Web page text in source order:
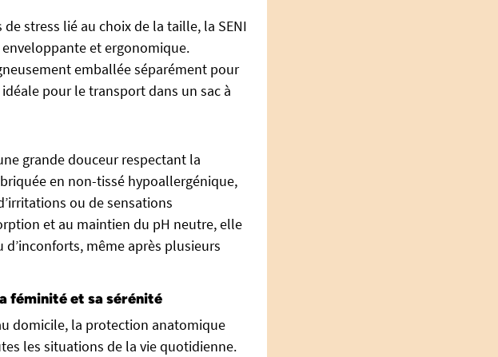
stress lié au choix de la taille, la SENI
enveloppante et ergonomique.
emballée séparément pour
pour le transport dans un sac à
grande douceur respectant la
en non-tissé hypoallergénique,
ou de sensations
et au maintien du pH neutre, elle
même après plusieurs
féminité et sa sérénité
domicile, la protection anatomique
les situations de la vie quotidienne.